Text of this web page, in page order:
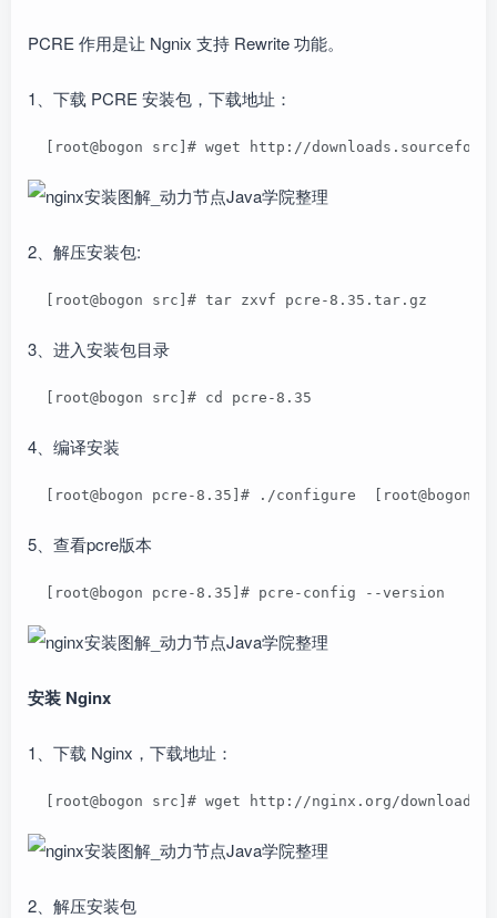
PCRE 作用是让 Ngnix 支持 Rewrite 功能。
1、下载 PCRE 安装包，下载地址：
[root@bogon src]# wget http://
2、解压安装包:
  [root@bogon src]# tar zxvf pcre-8.35.tar.gz
3、进入安装包目录
  [root@bogon src]# cd pcre-8.35
4、编译安装
[root@bogon pcre-8.35]# ./configure  [root@bogon
5、查看pcre版本
  [root@bogon pcre-8.35]# pcre-config --version
安装 Nginx
1、下载 Nginx，下载地址：
[root@bogon src]# wget http://nginx.org/
2、解压安装包